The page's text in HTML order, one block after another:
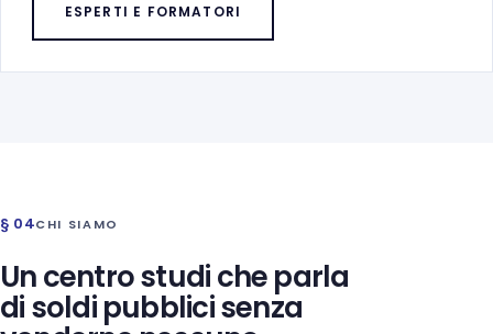
ESPERTI E FORMATORI
§ 04CHI SIAMO
Un centro studi che parla
di soldi pubblici senza